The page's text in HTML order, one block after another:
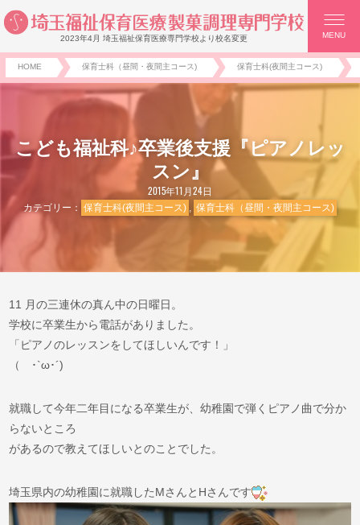
2023年4月 埼玉福祉保育医療専門学校より校名変更 MENU
HOME 保育士科（昼間・夜間主コース) 保育士科(夜間主コース)
こども福祉科♪卒業後支援『ピアノレッ
スン』
2015年11月24日
カテゴリー： 保育士科(夜間主コース) 保育士科（昼間・夜間主コース)
11 月の三連休の真ん中の日曜日。
学校に卒業生から電話がありました。
「ピアノのレッスンをしてほしいんです！」
（ ･`ω･´)
就職して今年二年目になる卒業生が、幼稚園で弾くピアノ曲で分か
らないところ
があるので教えてほしいとのことでした。
埼玉県内の幼稚園に就職したMさんとHさんです